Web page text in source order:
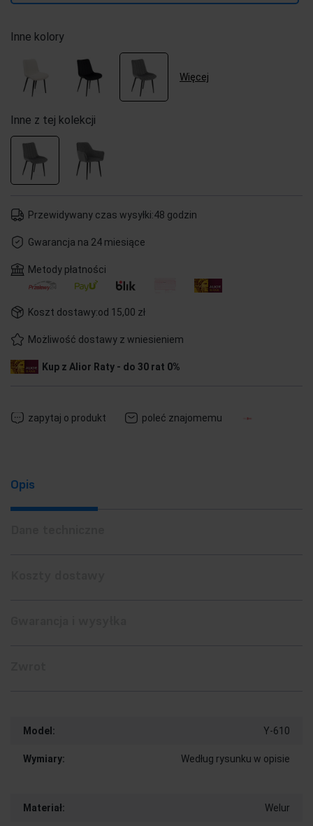
Inne kolory
Więcej
Inne z tej kolekcji
Przewidywany czas wysyłki:48 godzin
Gwarancja na 24 miesiące
Metody płatności
Koszt dostawy:od 15,00 zł
Możliwość dostawy z wniesieniem
Kup z Alior Raty - do 30 rat 0%
zapytaj o produkt poleć znajomemu
Opis
Model: Y-610
Wymiary: Według rysunku w opisie
Materiał: Welur